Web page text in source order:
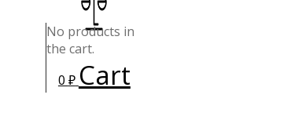
No products in
the cart.
0 ₽ Cart